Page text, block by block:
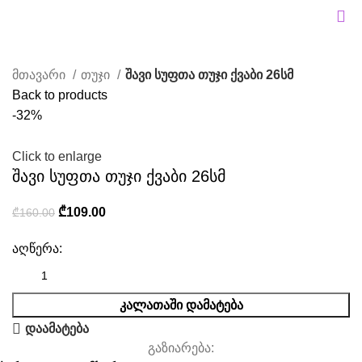
მთავარი თუჯი
შავი სუფთა თუჯი ქვაბი 26სმ
Back to products
-32%
Click to enlarge
შავი სუფთა თუჯი ქვაბი 26სმ
₾160.00 ₾109.00
აღწერა:
ᲙᲐᲚᲐᲗᲐᲨᲘ ᲓᲐᲛᲐᲢᲔᲑᲐ
დაამატება
გაზიარება: